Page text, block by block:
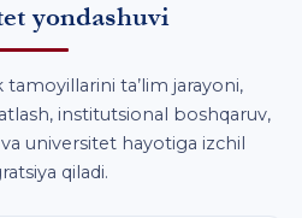
yondashuvi
ta’lim jarayoni,
institutsional boshqaruv,
universitet hayotiga izchil
qiladi.